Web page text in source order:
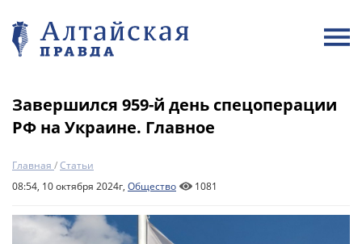
Завершился 959-й день спецоперации
РФ на Украине. Главное
Главная /Статьи
08:54, 10 октября 2024г, Общество 1081